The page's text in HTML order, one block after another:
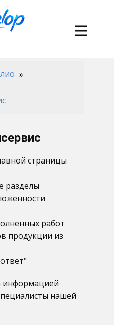
страницы
разделы
работ
продукции из
информацией
нашей